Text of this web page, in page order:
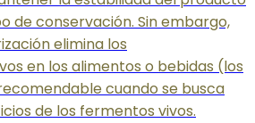
de conservación. Sin embargo,
elimina los
en los alimentos o bebidas (los
cuando se busca
de los fermentos vivos.